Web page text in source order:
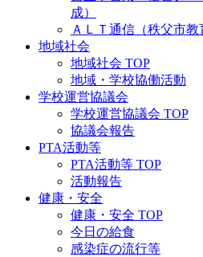
成）
ＡＬＴ通信（秩父市教
地域社会
地域社会 TOP
地域・学校協働活動
学校運営協議会
学校運営協議会 TOP
協議会報告
PTA活動等
PTA活動等 TOP
活動報告
健康・安全
健康・安全 TOP
今日の給食
感染症の流行等